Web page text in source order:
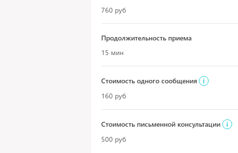
760 руб
Продолжительность приема
15 мин
Стоимость одного сообщения
i
160 руб
Стоимость письменной консультации
i
500 руб